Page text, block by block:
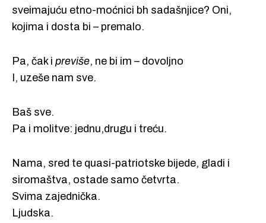
sveimajuću etno-moćnici bh sadašnjice? Oni,
kojima i dosta bi – premalo.
Pa, čak i previše, ne bi im – dovoljno
I, uzeše nam sve.
Baš sve.
Pa i molitve: jednu,drugu i treću.
Nama, sred te quasi-patriotske bijede, gladi i
siromaštva, ostade samo četvrta.
Svima zajednička.
Ljudska.